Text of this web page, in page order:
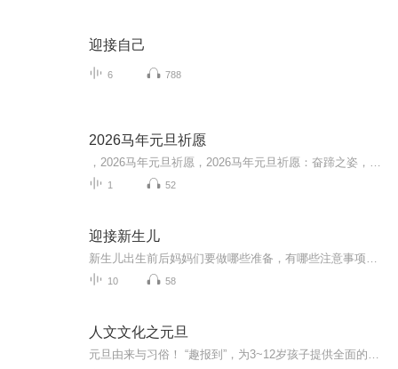
迎接自己
6 788
2026马年元旦祈愿
1 52
迎接新生儿
10 58
人文文化之元旦